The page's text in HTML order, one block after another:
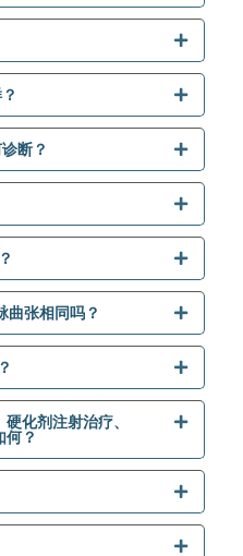
断？
曲张相同吗？
化剂注射治疗、
？